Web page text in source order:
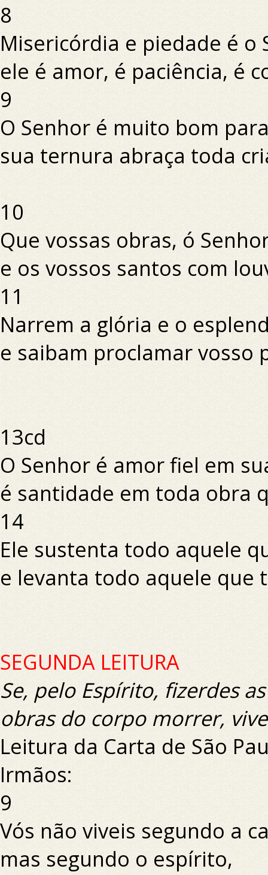
8
Misericórdia e piedade é o
ele é amor, é paciência, é
9
O Senhor é muito bom
sua ternura abraça toda
10
Que vossas obras, ó
e os vossos santos com
11
Narrem a glória e o
e saibam proclamar vosso
13cd
O Senhor é amor fiel em
é santidade em toda obra
14
Ele sustenta todo aquele
e levanta todo aquele que
SEGUNDA LEITURA
Se, pelo Espírito, fizerdes as
obras do corpo morrer,
Leitura da Carta de São
Irmãos:
9
Vós não viveis segundo a
mas segundo o espírito,